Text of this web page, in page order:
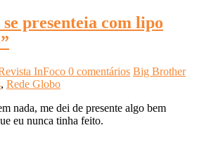
se presenteia com lipo
InFoco 0 comentários Big Brother
, Rede Globo
nada, me dei de presente algo bem
eu nunca tinha feito.